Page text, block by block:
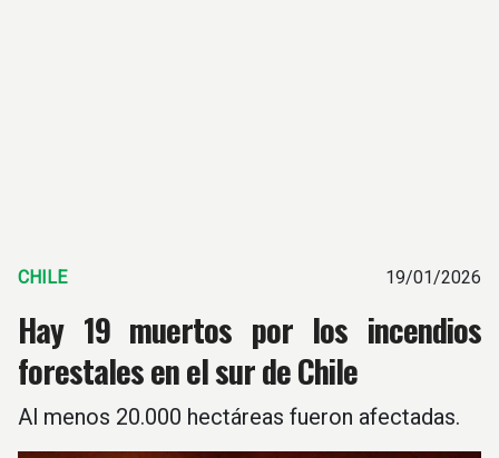
CHILE 19/01/2026
Hay 19 muertos por los incendios
forestales en el sur de Chile
Al menos 20.000 hectáreas fueron afectadas.